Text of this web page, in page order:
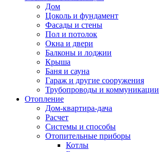
Дом
Цоколь и фундамент
Фасады и стены
Пол и потолок
Окна и двери
Балконы и лоджии
Крыша
Баня и сауна
Гараж и другие сооружения
Трубопроводы и коммуникации
Отопление
Дом-квартира-дача
Расчет
Системы и способы
Отопительные приборы
Котлы